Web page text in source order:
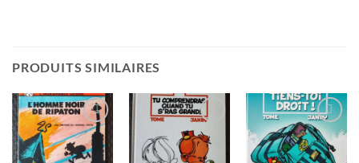
PRODUITS SIMILAIRES
Ajouter
à ma
Ajouter
à ma
Ajouter
à ma